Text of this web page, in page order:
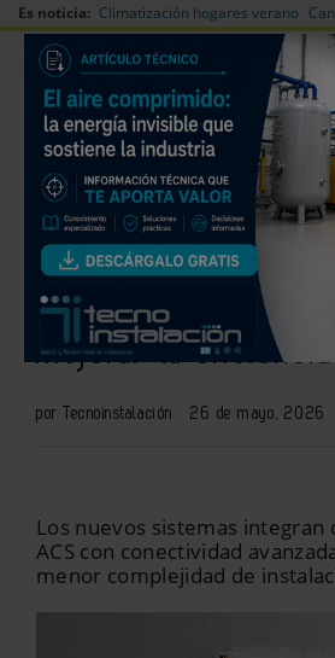
Es noticia: Climatización hogares verano
Redes Sociales Es noticia
Soluciónes híbridas
climatización
mejorar la
por Tecnoinstalación 26 de mayo, 2026
Los nuevos sistemas integran
ACS con conectividad
menor complejidad de